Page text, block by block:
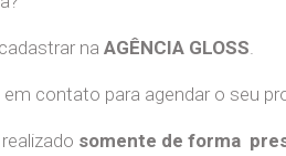
na AGÊNCIA GLOSS.
em contato para agendar o seu
somente de forma